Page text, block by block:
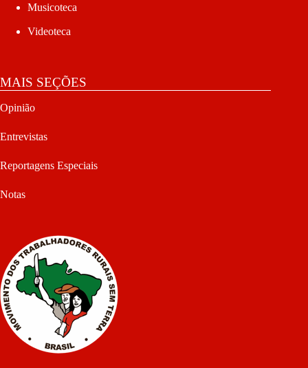
Musicoteca
Videoteca
MAIS SEÇÕES
Opinião
Entrevistas
Reportagens Especiais
Notas